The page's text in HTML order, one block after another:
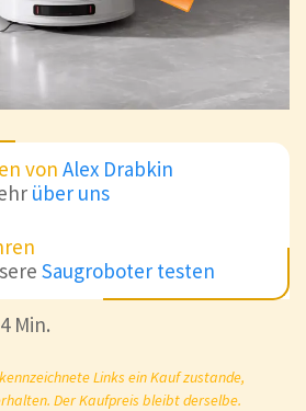
von Alex Drabkin
über uns
Saugroboter testen
4 Min.
Links ein Kauf zustande,
Der Kaufpreis bleibt derselbe.